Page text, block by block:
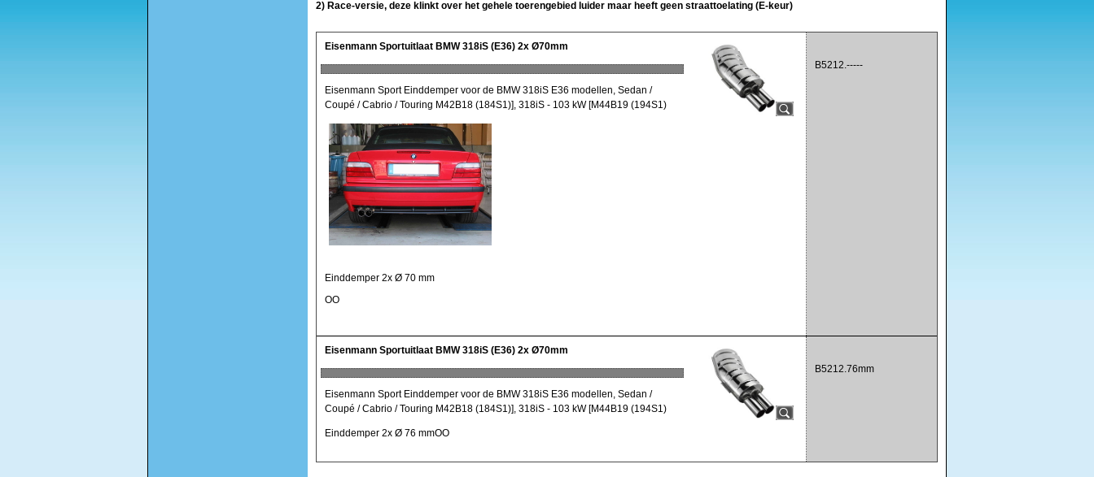
2) Race-versie, deze klinkt over het gehele toerengebied luider maar heeft geen straattoelating (E-keur)
B5212.-----
Eisenmann Sportuitlaat BMW 318iS (E36) 2x Ø70mm
Eisenmann Sport Einddemper voor de BMW 318iS E36 modellen, Sedan /
Coupé / Cabrio / Touring M42B18 (184S1)], 318iS - 103 kW [M44B19 (194S1)
Einddemper 2x Ø 70 mm
OO
B5212.76mm
Eisenmann Sportuitlaat BMW 318iS (E36) 2x Ø70mm
Eisenmann Sport Einddemper voor de BMW 318iS E36 modellen, Sedan /
Coupé / Cabrio / Touring M42B18 (184S1)], 318iS - 103 kW [M44B19 (194S1)
Einddemper 2x Ø 76 mmOO